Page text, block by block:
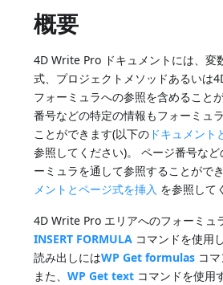
概要
4D Write Pro ドキュメントには、変
式、プロジェクトメソッドあるいは
フォーミュラへの参照を含めること
番号などの特定の情報もフォーミュ
ことができます(以下の ドキュメント
参照してください)。 ページ番号な
ーミュラを通して参照することがで
メントとページ式を挿入 を参照して
4D Write Pro エリアへのフォーミュ
INSERT FORMULA コマンドを使用
読み出しにはWP Get formulas コ
また、WP Get text コマンドを使用